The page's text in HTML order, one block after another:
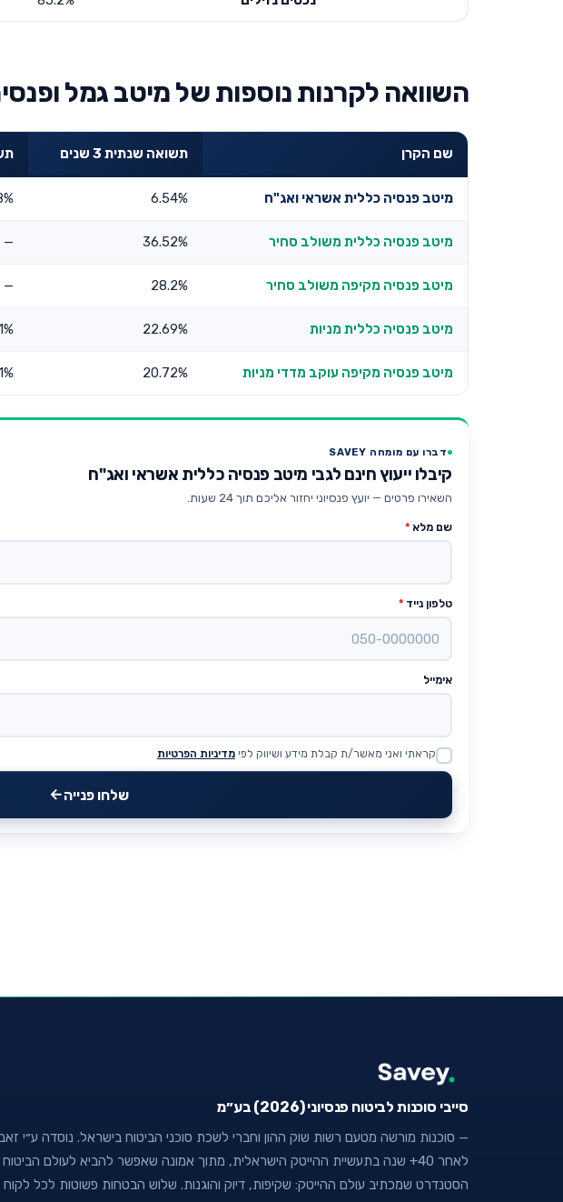
השוואה לקרנות נוספות של מיטב גמל
שם הקרן תשואה שנתית 3 שנים
מיטב פנסיה כללית אשראי ואג"ח 6.54%
מיטב פנסיה כללית משולב סחיר 36.52%
—
מיטב פנסיה מקיפה משולב סחיר 28.2%
—
מיטב פנסיה כללית מניות 22.69%
מיטב פנסיה מקיפה עוקב מדדי מניות 20.72%
דברו עם מומחה SAVEY
קיבלו ייעוץ חינם לגבי מיטב פנסיה כללית אשראי ואג"ח
השאירו פרטים — יועץ פנסיוני יחזור אליכם תוך 24 שעות.
שם מלא *
טלפון נייד *
אימייל
Website
קראתי ואני מאשר/ת קבלת מידע ושיווק לפי מדיניות הפרטיות
שלחו פנייה
סייבי סוכנות לביטוח פנסיוני (2026) בע״מ
— סוכנות מורשה מטעם רשות שוק ההון וחברי לשכת סוכני הביטוח בישראל. נוסדה ע״י
לאחר 40+ שנה בתעשיית ההייטק הישראלית, מתוך אמונה שאפשר להביא לעולם
הסטנדרט שמכתיב עולם ההייטק: שקיפות, דיוק והוגנות. שלוש הבטחות פשוטות לכל